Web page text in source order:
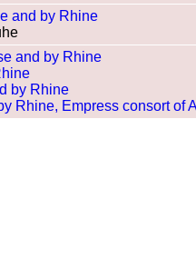
and by Rhine
and by Rhine
by Rhine
Rhine, Empress consort of